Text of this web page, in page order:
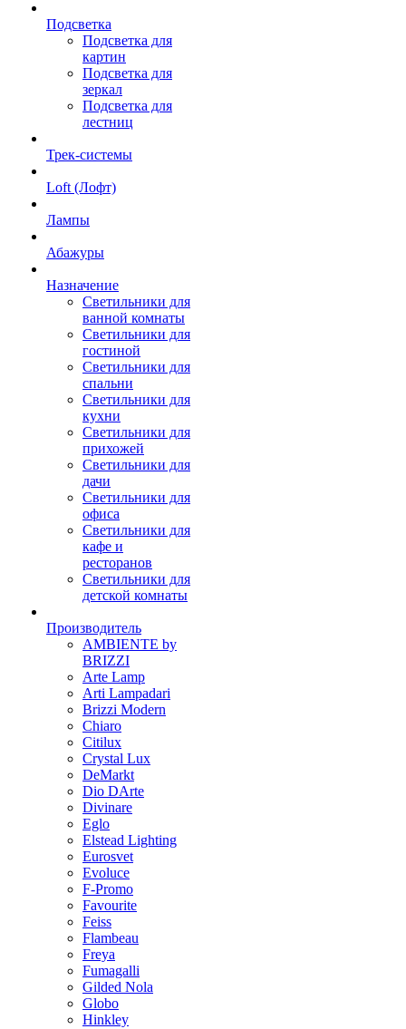
Подсветка
Подсветка для
картин
Подсветка для
зеркал
Подсветка для
лестниц
Трек-системы
Loft (Лофт)
Лампы
Абажуры
Назначение
Светильники для
ванной комнаты
Светильники для
гостиной
Светильники для
спальни
Светильники для
кухни
Светильники для
прихожей
Светильники для
дачи
Светильники для
офиса
Светильники для
кафе и
ресторанов
Светильники для
детской комнаты
Производитель
AMBIENTE by
BRIZZI
Arte Lamp
Arti Lampadari
Brizzi Modern
Chiaro
Citilux
Crystal Lux
DeMarkt
Dio DArte
Divinare
Eglo
Elstead Lighting
Eurosvet
Evoluce
F-Promo
Favourite
Feiss
Flambeau
Freya
Fumagalli
Gilded Nola
Globo
Hinkley